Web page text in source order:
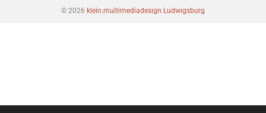
© 2026 klein.multimediadesign Ludwigsburg